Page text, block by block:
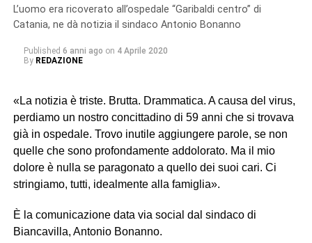
L’uomo era ricoverato all’ospedale “Garibaldi centro” di
Catania, ne dà notizia il sindaco Antonio Bonanno
Published 6 anni ago on 4 Aprile 2020
By REDAZIONE
«La notizia è triste. Brutta. Drammatica. A causa del virus,
perdiamo un nostro concittadino di 59 anni che si trovava
già in ospedale. Trovo inutile aggiungere parole, se non
quelle che sono profondamente addolorato. Ma il mio
dolore è nulla se paragonato a quello dei suoi cari. Ci
stringiamo, tutti, idealmente alla famiglia».
È la comunicazione data via social dal sindaco di
Biancavilla, Antonio Bonanno.